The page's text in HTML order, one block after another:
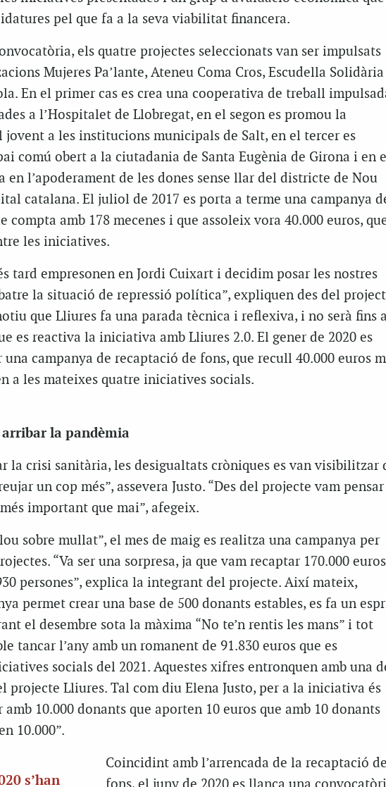
pel que fa a la seva viabilitat financera.
els quatre projectes seleccionats van ser impulsats
Mujeres Pa’lante, Ateneu Coma Cros, Escudella
En el primer cas es crea una cooperativa de treball
a l’Hospitalet de Llobregat, en el segon es promou la
a les institucions municipals de Salt, en el tercer es
comú obert a la ciutadania de Santa Eugènia de Girona i en
en l’apoderament de les dones sense llar del districte de Nou
catalana. El juliol de 2017 es porta a terme una campanya
compta amb 178 mecenes i que assoleix vora 40.000 euros,
les iniciatives.
tard empresonen en Jordi Cuixart i decidim posar les nostres
la situació de repressió política”, expliquen des del
que Lliures fa una parada tècnica i reflexiva, i no serà fins
es reactiva la iniciativa amb Lliures 2.0. El gener de 2020 es
una campanya de recaptació de fons, que recull 40.000 euros
a les mateixes quatre iniciatives socials.
arribar la pandèmia
la crisi sanitària, les desigualtats cròniques es van visibilitzar
un cop més”, assevera Justo. “Des del projecte vam pensar
important que mai”, afegeix.
sobre mullat”, el mes de maig es realitza una campanya per
“Va ser una sorpresa, ja que vam recaptar 170.000 euros
persones”, explica la integrant del projecte. Així mateix,
permet crear una base de 500 donants estables, es fa un
el desembre sota la màxima “No te’n rentis les mans” i tot
tancar l’any amb un romanent de 91.830 euros que es
socials del 2021. Aquestes xifres entronquen amb una
projecte Lliures. Tal com diu Elena Justo, per a la iniciativa és
10.000 donants que aporten 10 euros que amb 10 donants
10.000”.
s’han
Coincidint amb l’arrencada de la recaptació de